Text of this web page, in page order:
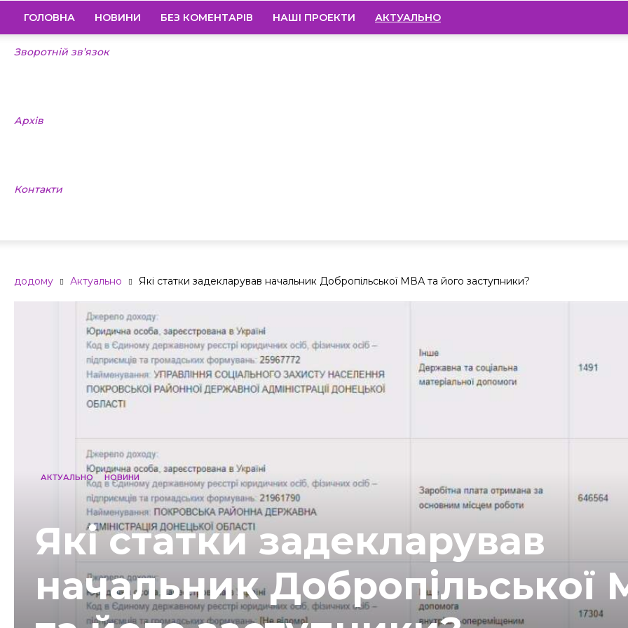
ГОЛОВНА НОВИНИ БЕЗ КОМЕНТАРІВ НАШІ ПРОЕКТИ АКТУАЛЬНО
Зворотній зв’язок
Архів
Контакти
додому Актуально Які статки задекларував начальник Добропільської МВА та його заступники?
АКТУАЛЬНО НОВИНИ
Які статки задекларував
начальник Добропільської